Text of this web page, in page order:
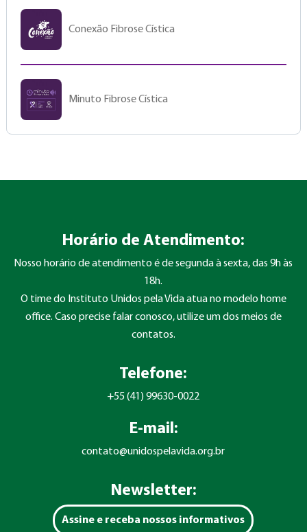
Conexão Fibrose Cística
Minuto Fibrose Cística
Horário de Atendimento:
Nosso horário de atendimento é de segunda à sexta, das 9h às
18h.
O time do Instituto Unidos pela Vida atua no modelo home
office. Caso precise falar conosco, utilize um dos meios de
contatos.
Telefone:
+55 (41) 99630-0022
E-mail:
contato@unidospelavida.org.br
Newsletter:
Assine e receba nossos informativos